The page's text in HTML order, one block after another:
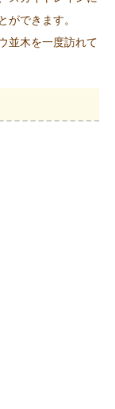
ができます。
並木を一度訪れて